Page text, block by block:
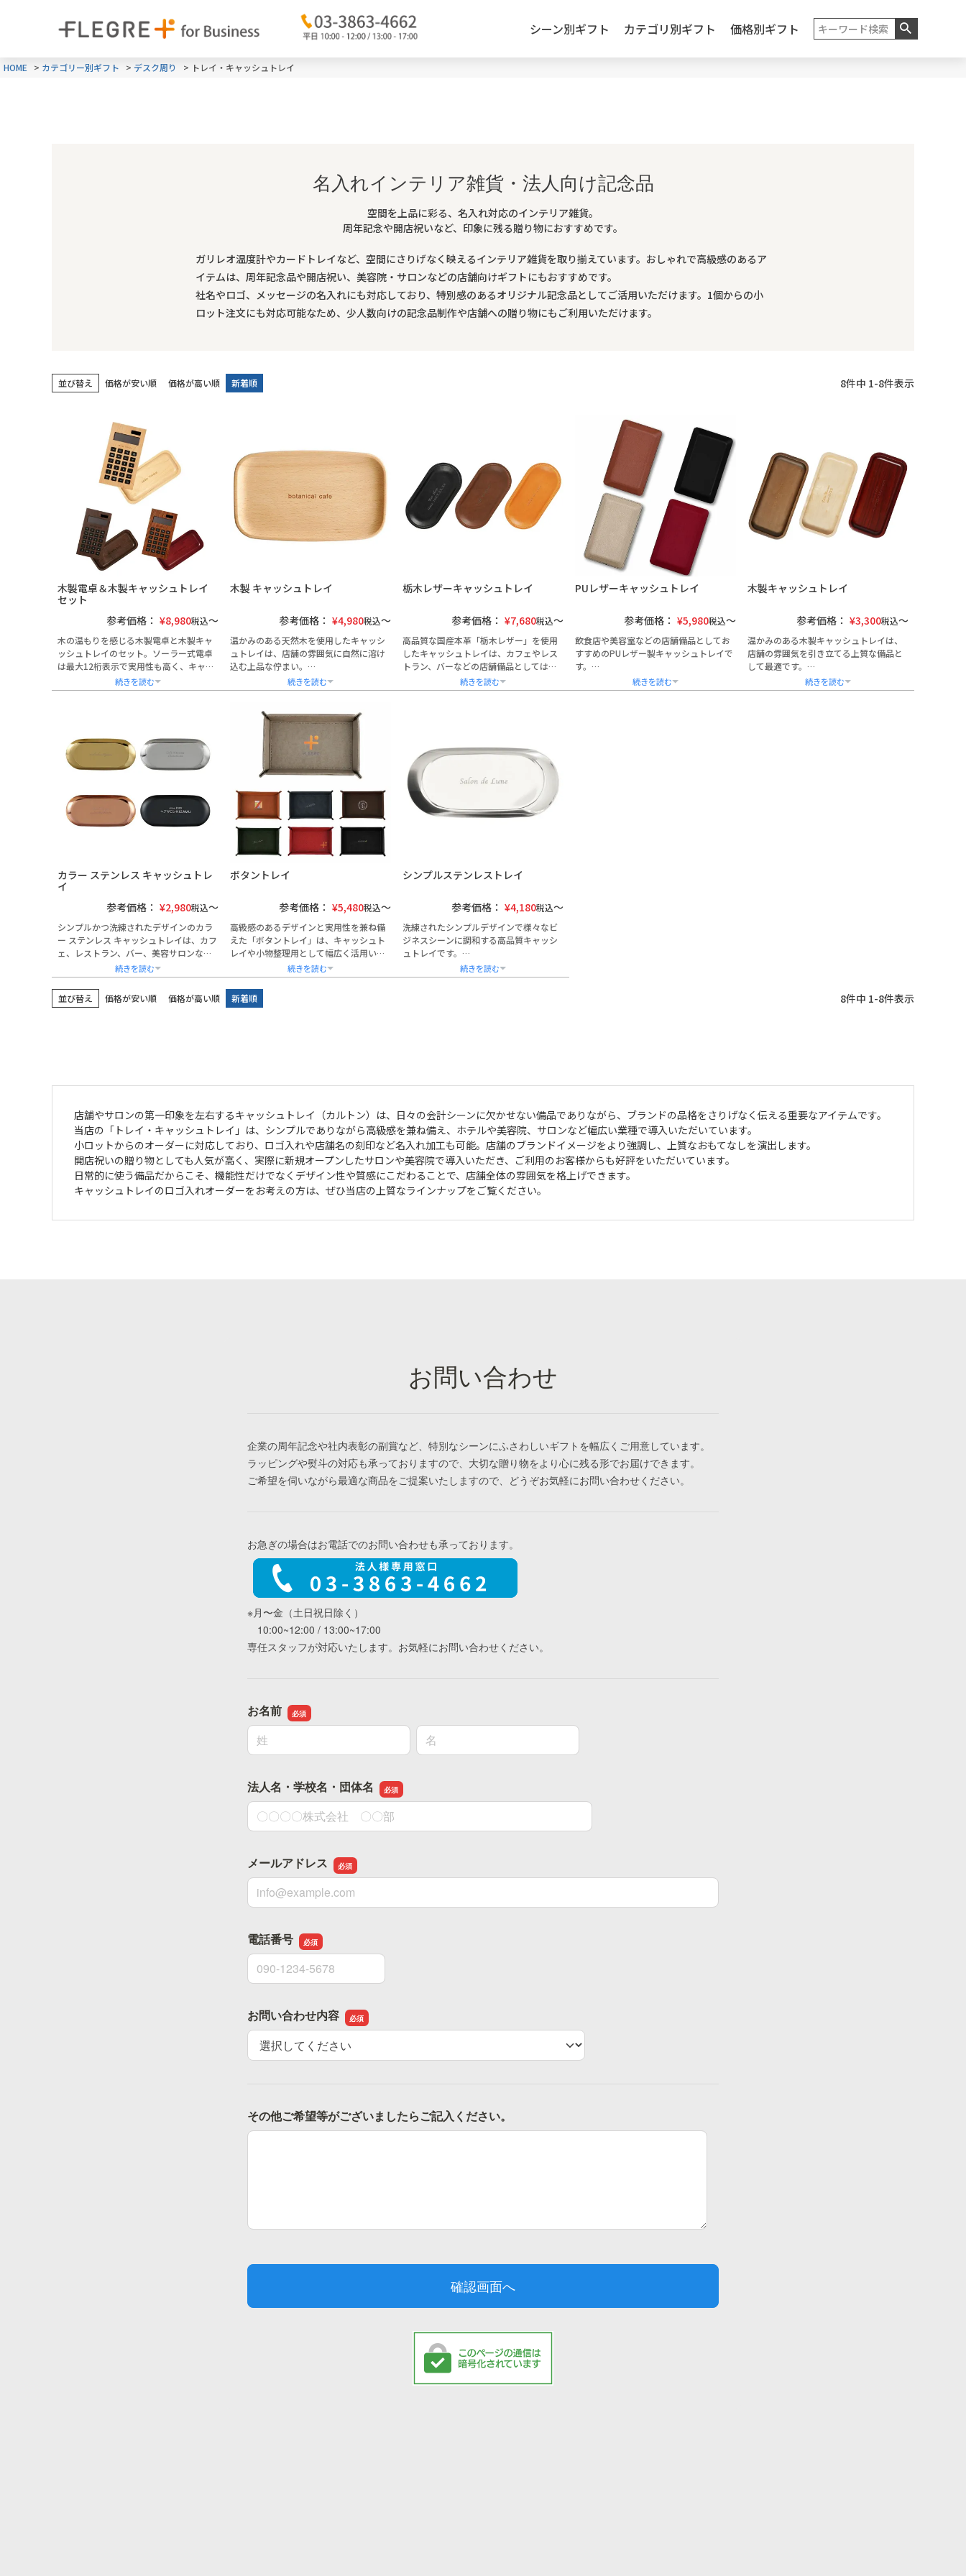
シーン別ギフト カテゴリ別ギフト 価格別ギフト
検索
HOME カテゴリー別ギフト デスク周り トレイ・キャッシュトレイ
名入れインテリア雑貨・法人向け記念品
空間を上品に彩る、名入れ対応のインテリア雑貨。
周年記念や開店祝いなど、印象に残る贈り物におすすめです。
ガリレオ温度計やカードトレイなど、空間にさりげなく映えるインテリア雑貨を取り揃えています。おしゃれで高級感のあるア
イテムは、周年記念品や開店祝い、美容院・サロンなどの店舗向けギフトにもおすすめです。
社名やロゴ、メッセージの名入れにも対応しており、特別感のあるオリジナル記念品としてご活用いただけます。1個からの小
ロット注文にも対応可能なため、少人数向けの記念品制作や店舗への贈り物にもご利用いただけます。
並び替え 価格が安い順 価格が高い順 新着順 8件中 1-8件表示
木製電卓＆木製キャッシュトレイ
セット
参考価格： ¥8,980税込
木の温もりを感じる木製電卓と木製キャ
ッシュトレイのセット。ソーラー式電卓
は最大12桁表示で実用性も高く、キャッ
シュトレイは優しいフォルムで硬貨の出
し入れもスムーズです。お店の名前や開
も最適です。カラー・書体も選べるので
お店の雰囲気に合わせて贈れます。
木製 キャッシュトレイ
参考価格： ¥4,980税込
温かみのある天然木を使用したキャッシ
ュトレイは、店舗の雰囲気に自然に溶け
込む上品な佇まい。
滑らかな手触りと緩やかなカーブが、接
客の所作を美しく演出します。
や会計シーンに最適。
店舗名やロゴの刻印が可能で、開業祝い
や周年記念品としてもご好評いただいて
おります。
ラッピング・熨斗対応可。
栃木レザーキャッシュトレイ
参考価格： ¥7,680税込
高品質な国産本革「栃木レザー」を使用
したキャッシュトレイは、カフェやレス
トラン、バーなどの店舗備品としてはも
ちろん、開店祝いや法人向け記念品とし
ても最適な一品です。
で、店舗の雰囲気に合わせた選定が可能
です。
企業名やロゴの刻印、日付やメッセージ
の名入れにも対応。
国内の職人によるハンドメイド製品で、
安心の品質をお届けします。
PUレザーキャッシュトレイ
参考価格： ¥5,980税込
飲食店や美容室などの店舗備品としてお
すすめのPUレザー製キャッシュトレイで
す。
上品なレザー調の質感と実用性を兼ね備
えたデザインで、幅広い業種の店舗に調
木製キャッシュトレイ
参考価格： ¥3,300税込
温かみのある木製キャッシュトレイは、
店舗の雰囲気を引き立てる上質な備品と
して最適です。
カフェやレストランをはじめ、美容室、
サロン、ホテルのフロントなど、さまざ
カラー ステンレス キャッシュトレ
イ
参考価格： ¥2,980税込
シンプルかつ洗練されたデザインのカラ
ー ステンレス キャッシュトレイは、カフ
ェ、レストラン、バー、美容サロンなど
多様な業態の店舗備品として最適です。
コンパクトなサイズ感で限られたスペー
スにも収まりやすく、機能性と美観を兼
ね備えています。
法人名・団体名の刻印やラッピング対応
も承っており、販促品や特別な贈答品と
してもご提案可能です。
ボタントレイ
参考価格： ¥5,480税込
高級感のあるデザインと実用性を兼ね備
えた「ボタントレイ」は、キャッシュト
レイや小物整理用として幅広く活用いた
だける製品です。
散らばりがちな文具や名刺、鍵などをス
マートに収納でき、受付やカウンター、
デスク周りの印象を整えます。
能で、法人ギフトとして安心してご利用
いただけます。
シンプルステンレストレイ
参考価格： ¥4,180税込
洗練されたシンプルデザインで様々なビ
ジネスシーンに調和する高品質キャッシ
ュトレイです。
コンパクトサイズで設置場所を選ばず、
レジカウンターやフロント周りをスマー
ーンでご活用いただけます。
熨斗・ラッピング・手提げ対応で、開業
祝いや周年記念など法人様向けギフトと
しても最適です。貴社のブランド価値を
高める一品として、ぜひご検討くださ
い。
並び替え 価格が安い順 価格が高い順 新着順 8件中 1-8件表示
店舗やサロンの第一印象を左右するキャッシュトレイ（カルトン）は、日々の会計シーンに欠かせない備品でありながら、ブランドの品格をさりげなく伝える重要なアイテムです。
当店の「トレイ・キャッシュトレイ」は、シンプルでありながら高級感を兼ね備え、ホテルや美容院、サロンなど幅広い業種で導入いただいています。
小ロットからのオーダーに対応しており、ロゴ入れや店舗名の刻印など名入れ加工も可能。店舗のブランドイメージをより強調し、上質なおもてなしを演出します。
開店祝いの贈り物としても人気が高く、実際に新規オープンしたサロンや美容院で導入いただき、ご利用のお客様からも好評をいただいています。
日常的に使う備品だからこそ、機能性だけでなくデザイン性や質感にこだわることで、店舗全体の雰囲気を格上げできます。
キャッシュトレイのロゴ入れオーダーをお考えの方は、ぜひ当店の上質なラインナップをご覧ください。